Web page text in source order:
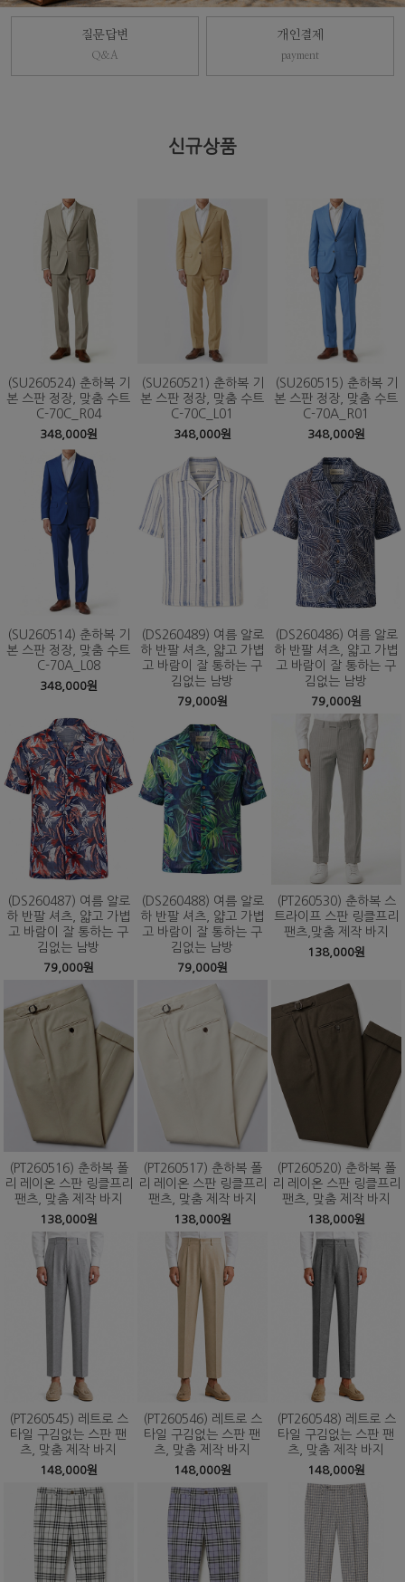
질문답변
Q&A
개인결제
payment
신규상품
(SU260524) 춘하복 기
본 스판 정장, 맞춤 수트
C-70C_R04
348,000원
(SU260521) 춘하복 기
본 스판 정장, 맞춤 수트
C-70C_L01
348,000원
(SU260515) 춘하복 기
본 스판 정장, 맞춤 수트
C-70A_R01
348,000원
(SU260514) 춘하복 기
본 스판 정장, 맞춤 수트
C-70A_L08
348,000원
(DS260489) 여름 알로
하 반팔 셔츠, 얇고 가볍
고 바람이 잘 통하는 구
김없는 남방
79,000원
(DS260486) 여름 알로
하 반팔 셔츠, 얇고 가볍
고 바람이 잘 통하는 구
김없는 남방
79,000원
(DS260487) 여름 알로
하 반팔 셔츠, 얇고 가볍
고 바람이 잘 통하는 구
김없는 남방
79,000원
(DS260488) 여름 알로
하 반팔 셔츠, 얇고 가볍
고 바람이 잘 통하는 구
김없는 남방
79,000원
(PT260530) 춘하복 스
트라이프 스판 링클프리
팬츠,맞춤 제작 바지
138,000원
(PT260516) 춘하복 폴
리 레이온 스판 링클프리
팬츠, 맞춤 제작 바지
138,000원
(PT260517) 춘하복 폴
리 레이온 스판 링클프리
팬츠, 맞춤 제작 바지
138,000원
(PT260520) 춘하복 폴
리 레이온 스판 링클프리
팬츠, 맞춤 제작 바지
138,000원
(PT260545) 레트로 스
타일 구김없는 스판 팬
츠, 맞춤 제작 바지
148,000원
(PT260546) 레트로 스
타일 구김없는 스판 팬
츠, 맞춤 제작 바지
148,000원
(PT260548) 레트로 스
타일 구김없는 스판 팬
츠, 맞춤 제작 바지
148,000원